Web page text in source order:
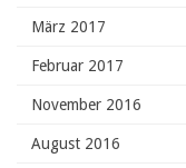
März 2017
Februar 2017
November 2016
August 2016